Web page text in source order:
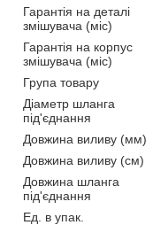
Гарантія на деталі
змішувача (міс)
Гарантія на корпус
змішувача (міс)
Група товару
Діаметр шланга
під'єднання
Довжина виливу (мм)
Довжина виливу (см)
Довжина шланга
під'єднання
Ед. в упак.